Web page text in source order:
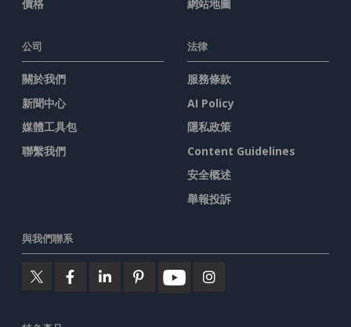
價格
網站地圖
公司
關於我們
新聞中心
媒體工具包
聯繫我們
法律
服務條款
AI Policy
隱私政策
Content Guidelines
安全概述
舉報投訴
與我們聯系